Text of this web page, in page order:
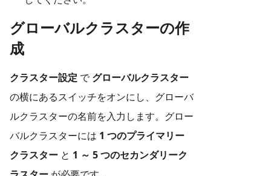
グローバルクラスターの作
成
クラスター設定 でグローバルクラスター
の横にあるスイッチをオンにし、グローバ
ルクラスターの名前を入力します。グロー
バルクラスターには 1 つのプライマリー
クラスター と 1 ～ 5 つのセカンダリーク